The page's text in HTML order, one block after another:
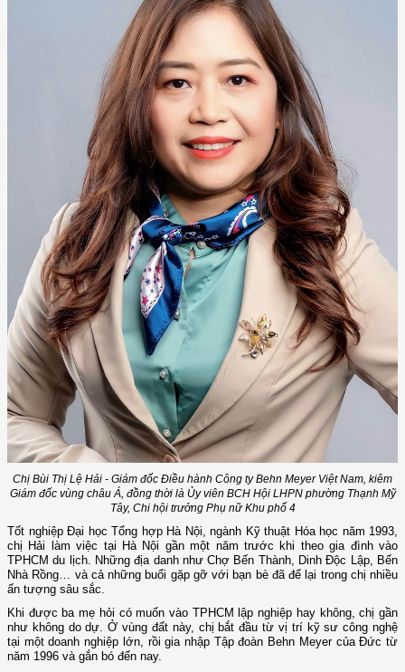
Chị Bùi Thị Lệ Hải - Giám đốc Điều hành Công ty Behn Meyer Việt Nam, kiêm
Giám đốc vùng châu Á, đồng thời là Ủy viên BCH Hội LHPN phường Thạnh Mỹ
Tây, Chi hội trưởng Phụ nữ Khu phố 4
Tốt nghiệp Đại học Tổng hợp Hà Nội, ngành Kỹ thuật Hóa học năm 1993,
chị Hải làm việc tại Hà Nội gần một năm trước khi theo gia đình vào
TPHCM du lịch. Những địa danh như Chợ Bến Thành, Dinh Độc Lập, Bến
Nhà Rồng… và cả những buổi gặp gỡ với bạn bè đã để lại trong chị nhiều
ấn tượng sâu sắc.
Khi được ba mẹ hỏi có muốn vào TPHCM lập nghiệp hay không, chị gần
như không do dự. Ở vùng đất này, chị bắt đầu từ vị trí kỹ sư công nghệ
tại một doanh nghiệp lớn, rồi gia nhập Tập đoàn Behn Meyer của Đức từ
năm 1996 và gắn bó đến nay.